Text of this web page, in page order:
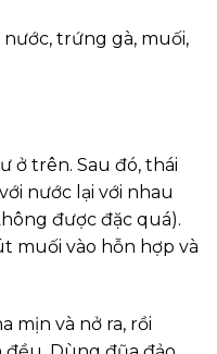
nước, trứng gà, muối,
ở trên. Sau đó, thái
nước lại với nhau
được đặc quá).
muối vào hỗn hợp và
mịn và nở ra, rồi